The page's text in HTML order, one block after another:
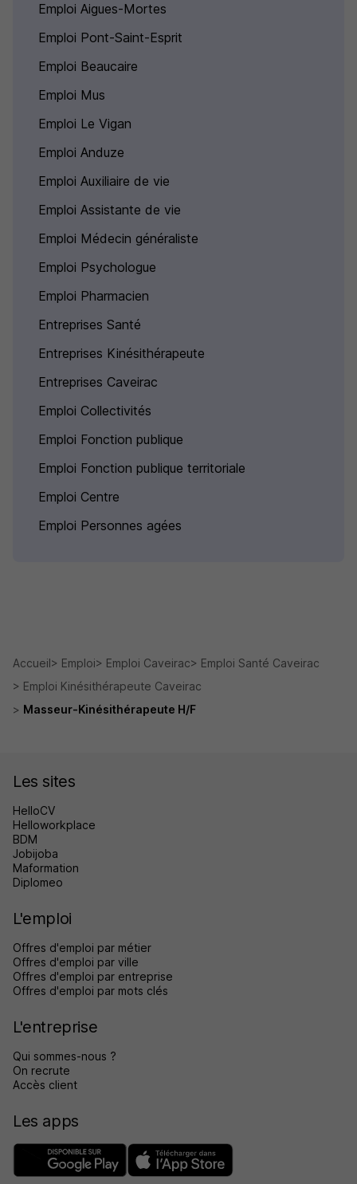
Emploi Aigues-Mortes
Emploi Pont-Saint-Esprit
Emploi Beaucaire
Emploi Mus
Emploi Le Vigan
Emploi Anduze
Emploi Auxiliaire de vie
Emploi Assistante de vie
Emploi Médecin généraliste
Emploi Psychologue
Emploi Pharmacien
Entreprises Santé
Entreprises Kinésithérapeute
Entreprises Caveirac
Emploi Collectivités
Emploi Fonction publique
Emploi Fonction publique territoriale
Emploi Centre
Emploi Personnes agées
Accueil Emploi Emploi Caveirac
Emploi Santé Caveirac
Emploi Kinésithérapeute Caveirac
Masseur-Kinésithérapeute H/F
Les sites
HelloCV
Helloworkplace
BDM
Jobijoba
Maformation
Diplomeo
L'emploi
Offres d'emploi par métier
Offres d'emploi par ville
Offres d'emploi par entreprise
Offres d'emploi par mots clés
L'entreprise
Qui sommes-nous ?
On recrute
Accès client
Les apps